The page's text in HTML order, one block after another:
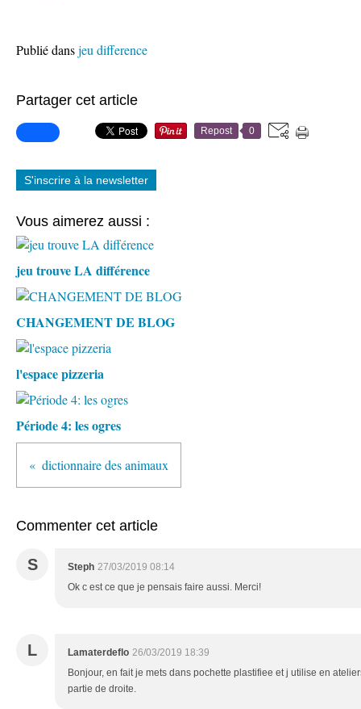
Publié dansjeu difference
Partager cet article
Repost 0
S'inscrire à la newsletter
Vous aimerez aussi :
jeu trouve LA différence
CHANGEMENT DE BLOG
l'espace pizzeria
Période 4: les ogres
dictionnaire des animaux
Commenter cet article
S Steph 27/03/2019 08:14
Ok c est ce que je pensais faire aussi. Merci!
L Lamaterdeflo 26/03/2019 18:39
Bonjour, en fait je mets dans pochette plastifiee et j utilise en
partie de droite.